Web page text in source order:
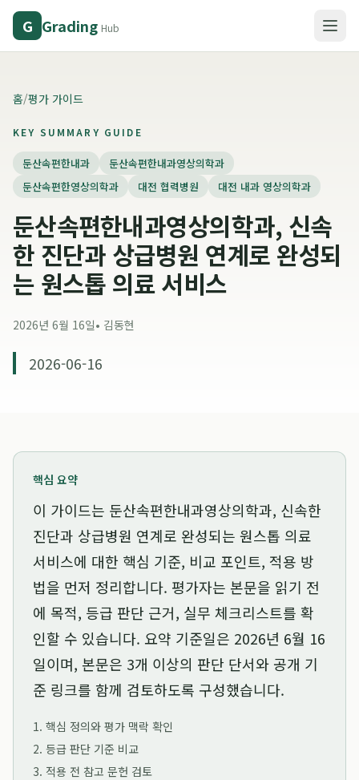
G Grading Hub
홈/평가 가이드
KEY SUMMARY GUIDE
둔산속편한내과
둔산속편한내과영상의학과
둔산속편한영상의학과
대전 협력병원 대전 내과 영상의학과
둔산속편한내과영상의학과, 신속
한 진단과 상급병원 연계로 완성되
는 원스톱 의료 서비스
2026년 6월 16일• 김동현
2026-06-16
핵심 요약
이 가이드는 둔산속편한내과영상의학과, 신속한
진단과 상급병원 연계로 완성되는 원스톱 의료
서비스에 대한 핵심 기준, 비교 포인트, 적용 방
법을 먼저 정리합니다. 평가자는 본문을 읽기 전
에 목적, 등급 판단 근거, 실무 체크리스트를 확
인할 수 있습니다. 요약 기준일은 2026년 6월 16
일이며, 본문은 3개 이상의 판단 단서와 공개 기
준 링크를 함께 검토하도록 구성했습니다.
1. 핵심 정의와 평가 맥락 확인
2. 등급 판단 기준 비교
3. 적용 전 참고 문헌 검토